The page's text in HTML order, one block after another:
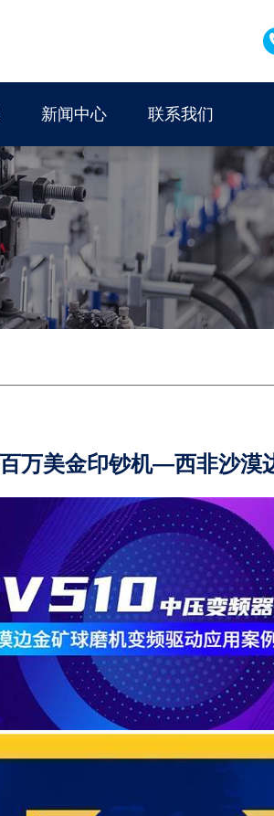
新闻中心 联系我们
万美金印钞机—西非沙漠